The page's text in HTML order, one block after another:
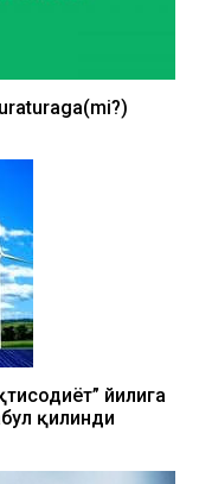
йилига
қилинди